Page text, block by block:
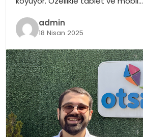
admin
18 Nisan 2025